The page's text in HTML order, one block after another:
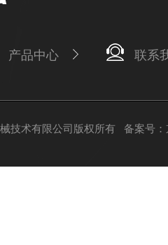
产品中心 联系
技术有限公司版权所有 备案号：